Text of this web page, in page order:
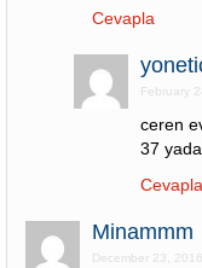
Cevapla
February
ceren
37
Cevapla
Minammm
December 23,